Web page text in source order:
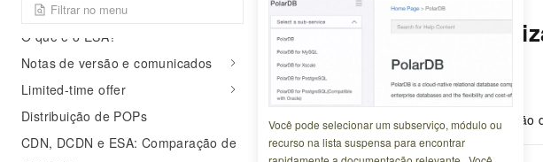
Você pode selecionar um subserviço, módulo ou
recurso na lista suspensa para encontrar
Visão Geral do Produto
O que é o ESA?
Notas de versão e comunicados
Limited-time offer
Distribuição de POPs
CDN, DCDN e ESA: Comparação de
Atualizado em:
Adiciona uma configuração de otimização